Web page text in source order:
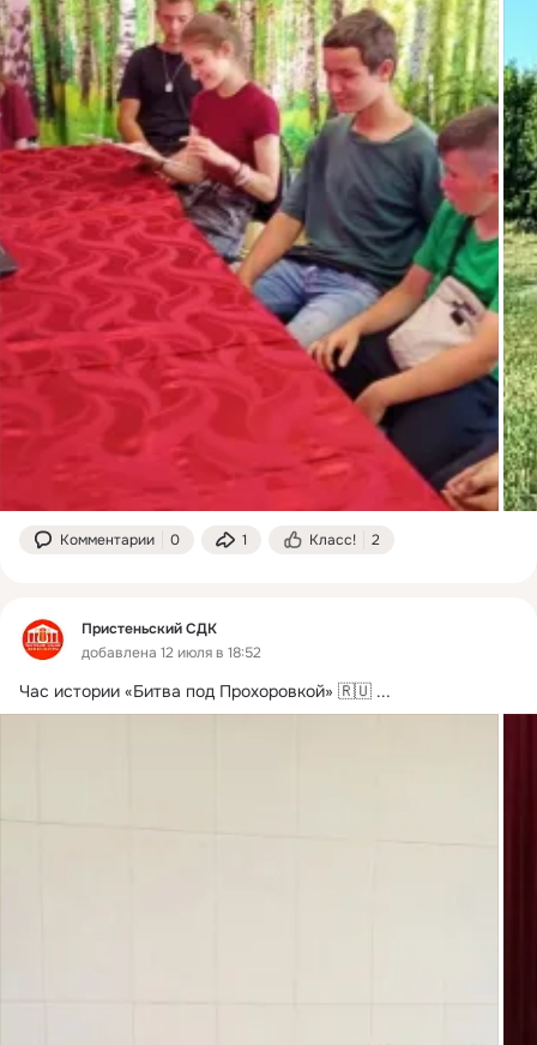
Комментарии 0 1 Класс! 2
Пристеньский СДК
добавлена 12 июля в 18:52
Час истории «Битва под Прохоровкой» 🇷🇺 ...